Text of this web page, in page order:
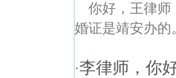
你好，王律师
婚证是靖安办的
·李律师，你